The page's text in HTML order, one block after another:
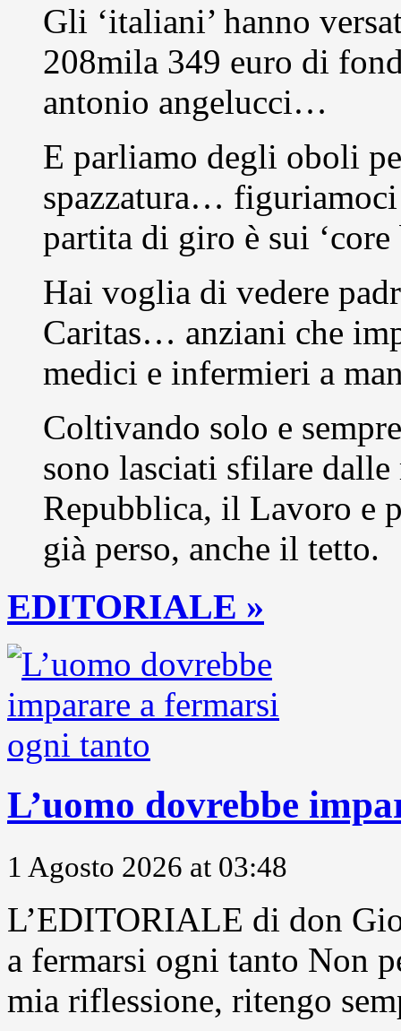
Gli ‘italiani’ hanno
208mila 349 euro di
antonio angelucci…
E parliamo degli oboli
spazzatura…
partita di giro è sui
Hai voglia di vedere
Caritas… anziani che
medici e infermieri a
Coltivando solo e
sono lasciati sfilare
Repubblica, il Lavoro e
già perso, anche il tetto.
EDITORIALE »
L’uomo dovrebbe
1 Agosto 2026 at 03:48
L’EDITORIALE di don
a fermarsi ogni tanto Non
mia riflessione, ritengo